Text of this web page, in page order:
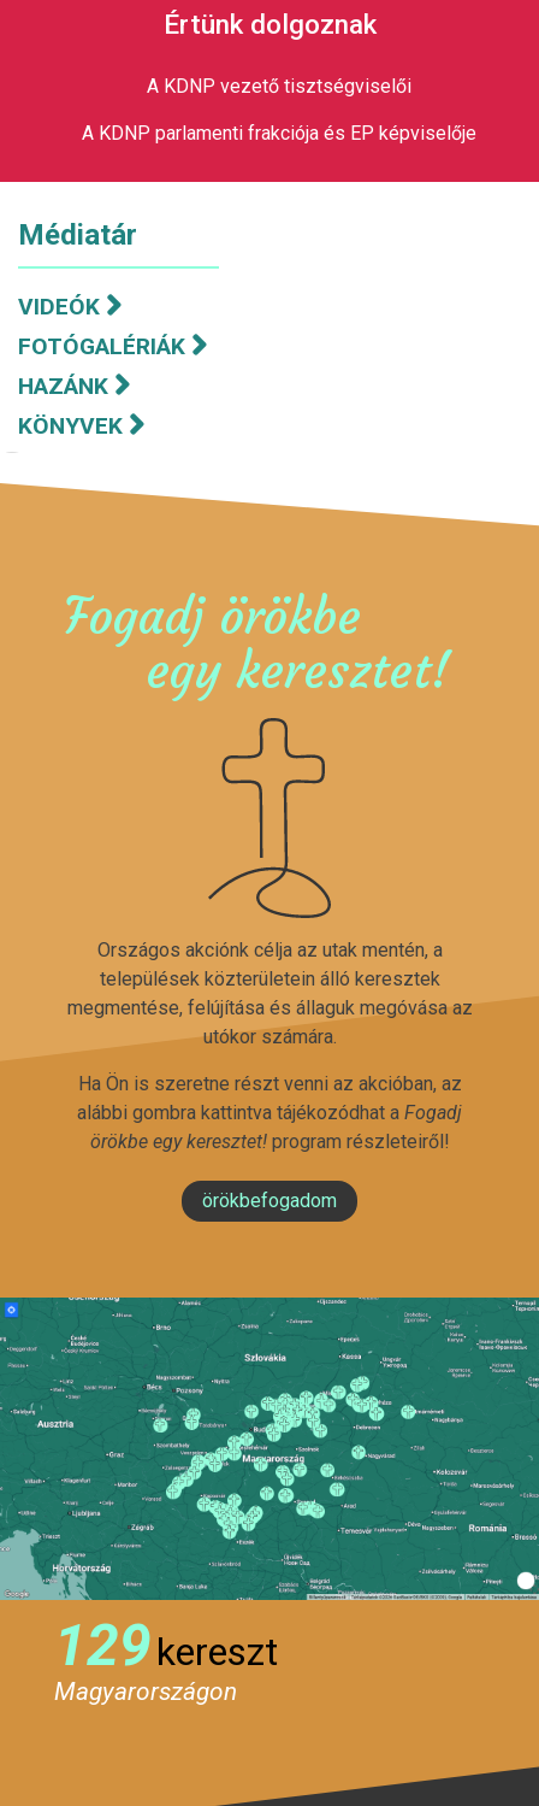
Értünk dolgoznak
A KDNP vezető tisztségviselői
A KDNP parlamenti frakciója és EP képviselője
Médiatár
VIDEÓK
FOTÓGALÉRIÁK
HAZÁNK
KÖNYVEK
Fogadj örökbe
egy keresztet!
Országos akciónk célja az utak mentén, a
települések közterületein álló keresztek
megmentése, felújítása és állaguk megóvása az
utókor számára.
Ha Ön is szeretne részt venni az akcióban, az
alábbi gombra kattintva tájékozódhat a Fogadj
örökbe egy keresztet!program részleteiről!
örökbefogadom
129kereszt
Magyarországon